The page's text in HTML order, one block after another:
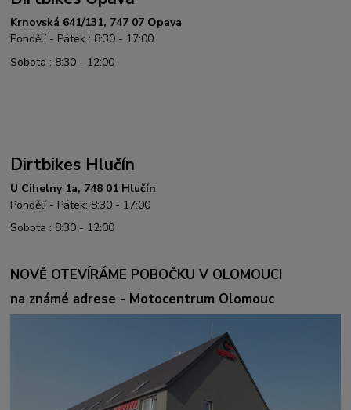
Krnovská 641/131, 747 07 Opava
Pondělí - Pátek : 8:30 - 17:00
Sobota : 8:30 - 12:00
Dirtbikes Hlučín
U Cihelny 1a, 748 01 Hlučín
Pondělí - Pátek: 8:30 - 17:00
Sobota : 8:30 - 12:00
NOVĚ OTEVÍRÁME POBOČKU V OLOMOUCI
na známé adrese - Motocentrum Olomouc